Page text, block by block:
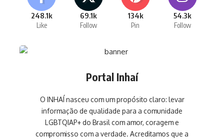
248.1k
Like
69.1k
Follow
134k
Pin
54.3k
Follow
Portal Inhaí
O INHAÍ nasceu com um propósito claro: levar
informação de qualidade para a comunidade
LGBTQIAP+ do Brasil com amor, coragem e
compromisso com a verdade. Acreditamos que a